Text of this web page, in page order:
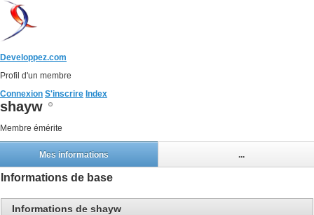
Developpez.com
Profil d'un membre
Connexion S'inscrire Index
shayw
Membre émérite
Mes informations ...
Informations de base
Informations de shayw